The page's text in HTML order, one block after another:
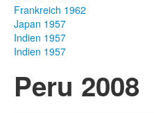
Frankreich 1962
Japan 1957
Indien 1957
Indien 1957
Peru 2008